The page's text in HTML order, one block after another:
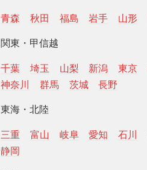
青森 秋田 福島 岩手 山形
関東・甲信越
千葉 埼玉 山梨 新潟 東京
神奈川
群馬 茨城 長野
東海・北陸
三重 富山 岐阜 愛知 石川
静岡